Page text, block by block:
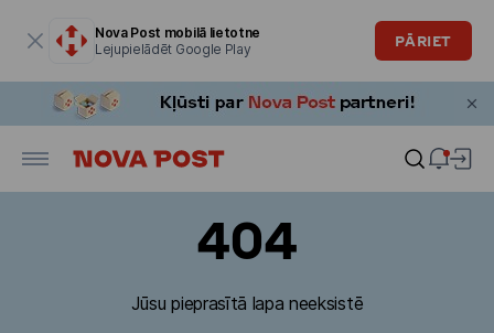
Nova Post mobilā lietotne
Lejupielādēt Google Play
PĀRIET
404
Jūsu pieprasītā lapa neeksistē